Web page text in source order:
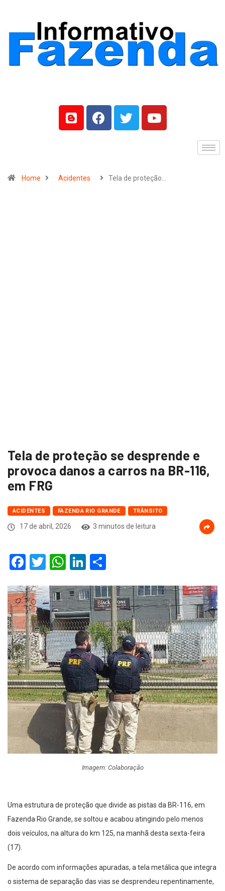
Home Acidentes Tela de proteção…
Tela de proteção se desprende e
provoca danos a carros na BR-116,
em FRG
ACIDENTES FAZENDA RIO GRANDE TRÂNSITO
17 de abril, 2026 3 minutos de leitura
Facebook
Twitter
WhatsApp
LinkedIn
Imagem: Colaboração
Uma estrutura de proteção que divide as pistas da BR-116, em
Fazenda Rio Grande, se soltou e acabou atingindo pelo menos
dois veículos, na altura do km 125, na manhã desta sexta-feira
(17).
De acordo com informações apuradas, a tela metálica que integra
o sistema de separação das vias se desprendeu repentinamente,